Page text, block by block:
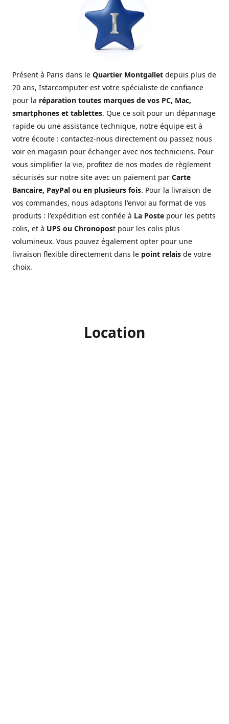
Présent à Paris dans le Quartier Montgallet depuis plus de
20 ans, Istarcomputer est votre spécialiste de confiance
pour la réparation toutes marques de vos PC, Mac,
smartphones et tablettes. Que ce soit pour un dépannage
rapide ou une assistance technique, notre équipe est à
votre écoute : contactez-nous directement ou passez nous
voir en magasin pour échanger avec nos techniciens. Pour
vous simplifier la vie, profitez de nos modes de règlement
sécurisés sur notre site avec un paiement par Carte
Bancaire, PayPal ou en plusieurs fois. Pour la livraison de
vos commandes, nous adaptons l'envoi au format de vos
produits : l'expédition est confiée à La Poste pour les petits
colis, et à UPS ou Chronopost pour les colis plus
volumineux. Vous pouvez également opter pour une
livraison flexible directement dans le point relais de votre
choix.
Location